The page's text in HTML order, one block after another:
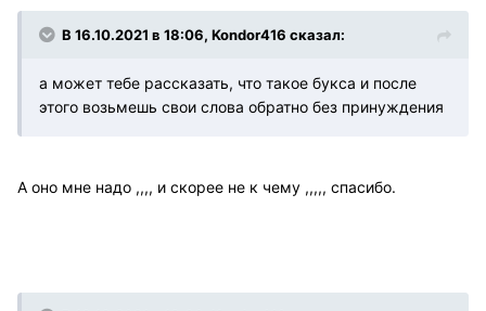
В 16.10.2021 в 18:06, Kondor416 сказал:
а может тебе рассказать, что такое букса и после
этого возьмешь свои слова обратно без принуждения
А оно мне надо ,,,, и скорее не к чему ,,,,, спасибо.